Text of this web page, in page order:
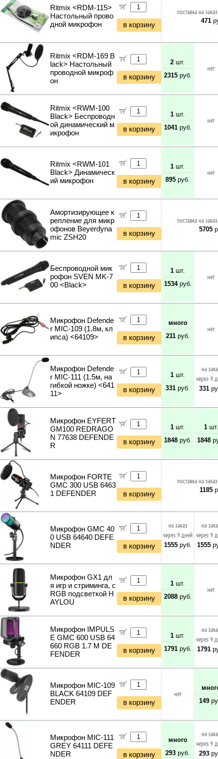
Ritmix <RDM-115>
Настольный прово
дной микрофон
в корзину
поставка на
471
Ritmix <RDM-169 B
lack> Настольный
проводной микроф
он
в корзину
2 шт.
2315руб.
нет
Ritmix <RWM-100
Black> Беспроводн
ой динамический м
икрофон
в корзину
1 шт.
1041руб.
нет
Ritmix <RWM-101
Black> Динамическ
ий микрофон
в корзину
1 шт.
895 руб.
нет
Амортизирующее к
репление для микр
офонов Beyerdyna
mic ZSH20
в корзину
поставка на
5705
Беспроводной мик
рофон SVEN MK-7
00 <Black>
в корзину
1 шт.
1534руб.
нет
Микрофон Defende
r MIC-109 (1.8м, кл
ипса) <64109>
в корзину
много
211руб.
нет
Микрофон Defende
r MIC-111 (1.5м, на
гибкой ножке) <641
11>
в корзину
1 шт.
331 руб.
на
через 9
331
Микрофон EYFERT
GM100 REDRAGO
N 77638 DEFENDE
R
в корзину
1 шт.
1848руб.
1шт.
1848
Микрофон FORTE
GMC 300 USB 6463
1 DEFENDER
в корзину
поставка на
1185
Микрофон GMC 40
0 USB 64640 DEFE
NDER
в корзину
на заказ
через 9 дней
1555руб.
на
через 9
1555
Микрофон GX1 дл
я игр и стриминга, с
RGB подсветкой H
AYLOU
в корзину
1 шт.
2088руб.
нет
Микрофон IMPULS
E GMC 600 USB 64
660 RGB 1.7 M DE
FENDER
в корзину
1 шт.
1791руб.
на
через 9
1791
Микрофон MIC-109
BLACK 64109 DEF
ENDER
в корзину
нет
149
Микрофон MIC-111
GREY 64111 DEFE
NDER
в корзину
много
293 руб.
на
через 9
293